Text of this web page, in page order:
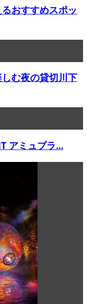
おすすめスポッ
む夜の貸切川下
アミュプラ...